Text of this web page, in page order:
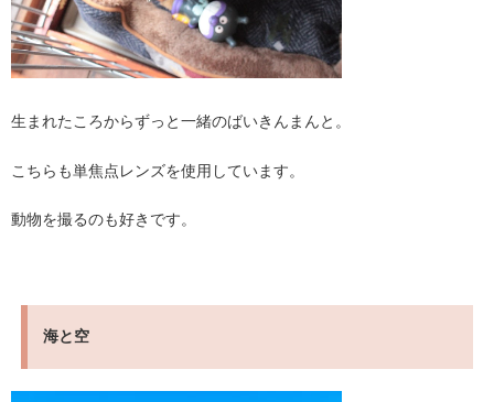
生まれたころからずっと一緒のばいきんまんと。
こちらも単焦点レンズを使用しています。
動物を撮るのも好きです。
海と空